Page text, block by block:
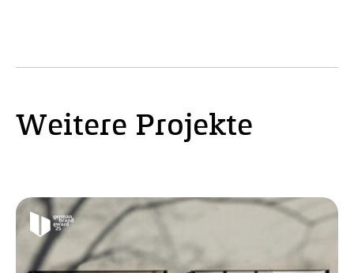
Weitere Projekte